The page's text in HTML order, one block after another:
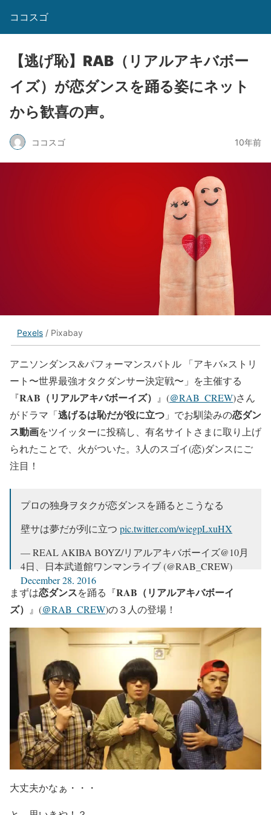
ココスゴ
【逃げ恥】RAB（リアルアキバボー
イズ）が恋ダンスを踊る姿にネット
から歓喜の声。
ココスゴ 10年前
Pexels / Pixabay
アニソンダンス&パフォーマンスバトル 「アキバ×ストリ
ート〜世界最強オタクダンサー決定戦〜」を主催する
『RAB（リアルアキバボーイズ） 』(＠RAB_CREW)さん
がドラマ「逃げるは恥だが役に立つ 」でお馴染みの恋ダン
ス動画をツイッターに投稿し、有名サイトさまに取り上げ
られたことで、火がついた。3人のスゴイ(恋)ダンスにご
注目！
プロの独身ヲタクが恋ダンスを踊るとこうなる
壁サは夢だが列に立つ pic.twitter.com/wiegpLxuHX
— REAL AKIBA BOYZ/リアルアキバボーイズ@10月
4日、日本武道館ワンマンライブ (@RAB_CREW)
December 28, 2016
まずは恋ダンスを踊る『RAB（リアルアキバボーイ
ズ）
』(＠RAB_CREW)の３人の登場！
大丈夫かなぁ・・・